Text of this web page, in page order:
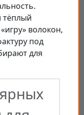
тёплый
волокон,
под
для